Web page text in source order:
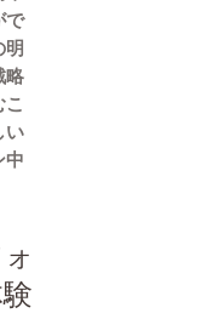
で
略
い